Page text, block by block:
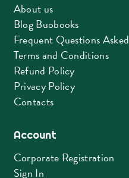
About us
Blog Buobooks
Frequent Questions Asked
Terms and Conditions
Refund Policy
Privacy Policy
Contacts
Account
Corporate Registration
Sign In